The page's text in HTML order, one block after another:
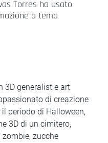
Torres ha usato
a tema
3D generalist e art
di creazione
periodo di Halloween,
3D di un cimitero,
zucche